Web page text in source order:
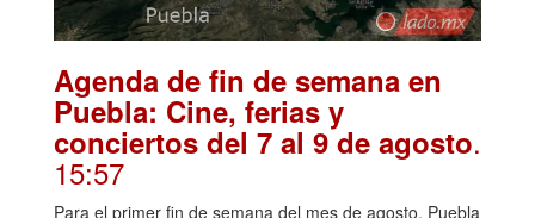
Agenda de fin de semana en
Puebla: Cine, ferias y
conciertos del 7 al 9 de agosto.
15:57
Para el primer fin de semana del mes de agosto, Puebla